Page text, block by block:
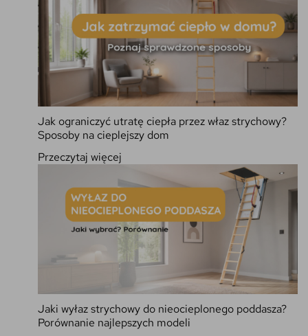
Jak ograniczyć utratę ciepła przez właz strychowy?
Sposoby na cieplejszy dom
Przeczytaj więcej
Jaki wyłaz strychowy do nieocieplonego poddasza?
Porównanie najlepszych modeli